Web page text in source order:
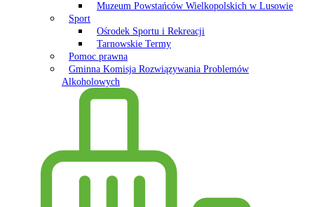
Muzeum Powstańców Wielkopolskich w Lusowie
Sport
Ośrodek Sportu i Rekreacji
Tarnowskie Termy
Pomoc prawna
Gminna Komisja Rozwiązywania Problemów
Alkoholowych